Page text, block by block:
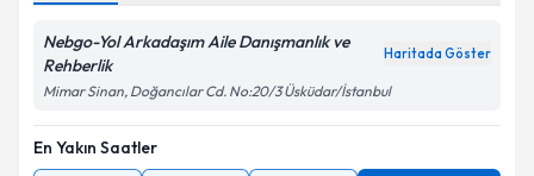
Nebgo-Yol Arkadaşım Aile Danışmanlık ve
Rehberlik
Haritada Göster
Mimar Sinan, Doğancılar Cd. No:20/3 Üsküdar/İstanbul
En Yakın Saatler